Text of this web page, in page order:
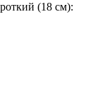
(18 см):